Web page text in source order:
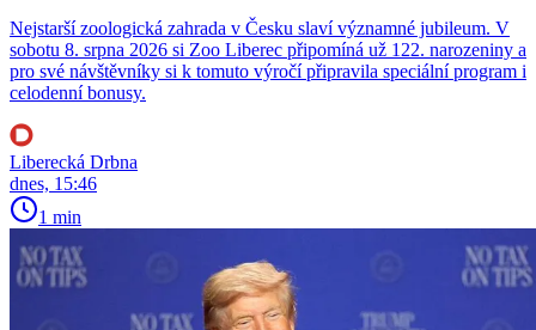
Nejstarší zoologická zahrada v Česku slaví významné jubileum. V
sobotu 8. srpna 2026 si Zoo Liberec připomíná už 122. narozeniny a
pro své návštěvníky si k tomuto výročí připravila speciální program i
celodenní bonusy.
Liberecká Drbna
dnes, 15:46
1 min